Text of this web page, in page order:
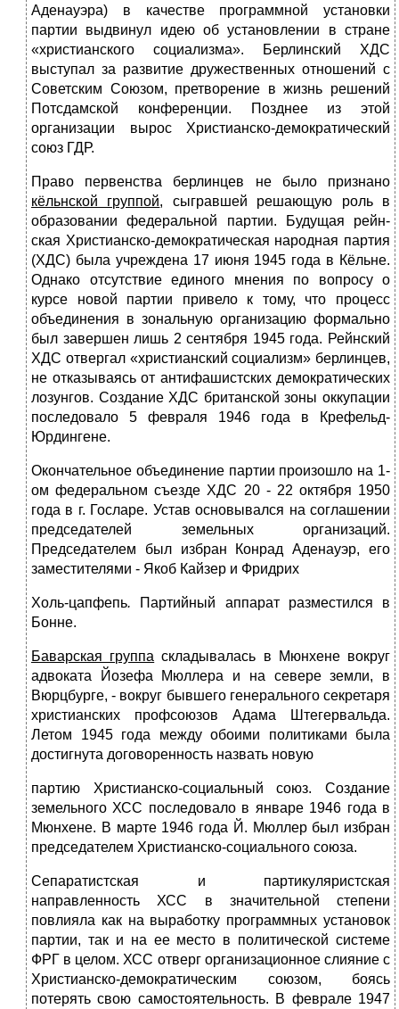
Аденауэра) в качестве программной установки
партии выдвинул идею об установлении в стране
«христианского социализма». Берлинский ХДС
выступал за развитие дружественных отношений с
Советским Союзом, претворение в жизнь решений
Потсдамской конференции. Позднее из этой
организации вырос Христианско-демократический
союз ГДР.
Право первенства берлинцев не было признано
кёльнской группой, сыг­равшей решающую роль в
образовании федеральной партии. Будущая рейн­
ская Христианско-демократическая народная партия
(ХДС) была учреждена 17 июня 1945 года в Кёльне.
Однако отсутствие единого мнения по вопросу о
курсе новой партии привело к тому, что процесс
объединения в зональную организацию формально
был завершен лишь 2 сентября 1945 года. Рейнский
ХДС отвер­гал «христианский социализм» берлинцев,
не отказываясь от антифашист­ских демократических
лозунгов. Создание ХДС британской зоны оккупации
последовало 5 февраля 1946 года в Крефельд-
Юрдингене.
Окончательное объединение партии произошло на 1-
ом федеральном съезде ХДС 20 - 22 октября 1950
года в г. Госларе. Устав основывался на соглашении
председателей земельных организаций.
Председателем был избран Конрад Аденауэр,
его
заместителями - Якоб Кайзер и Фридрих
Холь-цапфепь.
Партийный аппарат разместился в
Бонне.
Баварская группа складывалась в Мюнхене вокруг
адвоката Йозефа Мюллера
и на севере земли, в
Вюрцбурге, - вокруг бывшего генерального секретаря
христианских профсоюзов Адама Штегервальда.
Летом 1945 года между обоими политиками была
достигнута договоренность назвать новую
партию Христианско-социальный союз.
Создание
земельного ХСС последо­вало в январе 1946 года в
Мюнхене. В марте 1946 года Й. Мюллер был из­бран
председателем Христианско-социального союза.
Сепаратистская и партикуляристская
направленность ХСС в значитель­ной степени
повлияла как на выработку программных установок
партии, так и на ее место в политической системе
ФРГ в целом. ХСС отверг организацион­ное слияние с
Христианско-демократическим союзом, боясь
потерять свою самостоятельность. В феврале 1947